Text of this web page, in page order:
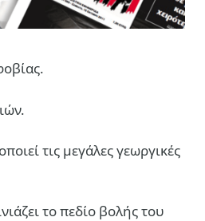
τις μεγάλες γεωργικές
το πεδίο βολής του